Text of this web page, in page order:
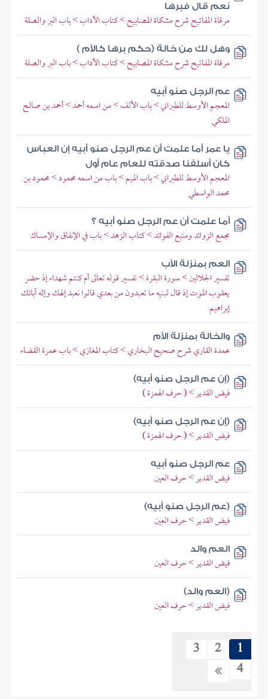
نعم قال فبرها
مرقاة المفاتيح شرح مشكاة المصابيح > كتاب الآداب > باب البر والصلة
وهل لك من خالة (حكم برها كالأم )
مرقاة المفاتيح شرح مشكاة المصابيح > كتاب الآداب > باب البر والصلة
عم الرجل صنو أبيه
المعجم الأوسط للطبراني > باب الألف > من اسمه أحمد > أحمد بن صالح
الملكي
يا عمر أما علمت أن عم الرجل صنو أبيه إن العباس
كان أسلفنا صدقته للعام عام أول
المعجم الأوسط للطبراني > باب الميم > باب من اسمه محمود > محمود بن
محمد الواسطي
أما علمت أن عم الرجل صنو أبيه ؟
مجمع الزوائد ومنبع الفوائد > كتاب الزهد > باب في الإنفاق والإمساك
العم بمنزلة الأب
تفسير الجلالين > سورة البقرة > تفسير قوله تعالى أم كنتم شهداء إذ حضر
يعقوب الموت إذ قال لبنيه ما تعبدون من بعدي قالوا نعبد إلهك وإله آبائك
إبراهيم
والخالة بمنزلة الأم
عمدة القاري شرح صحيح البخاري > كتاب المغازي > باب عمرة القضاء
(إن عم الرجل صنو أبيه)
فيض القدير > ( حرف الهمزة )
(إن عم الرجل صنو أبيه)
فيض القدير > ( حرف الهمزة )
عم الرجل صنو أبيه
فيض القدير > حرف العين
(عم الرجل صنو أبيه)
فيض القدير > حرف العين
العم والد
فيض القدير > حرف العين
(العم والد)
فيض القدير > حرف العين
1
2
3
4